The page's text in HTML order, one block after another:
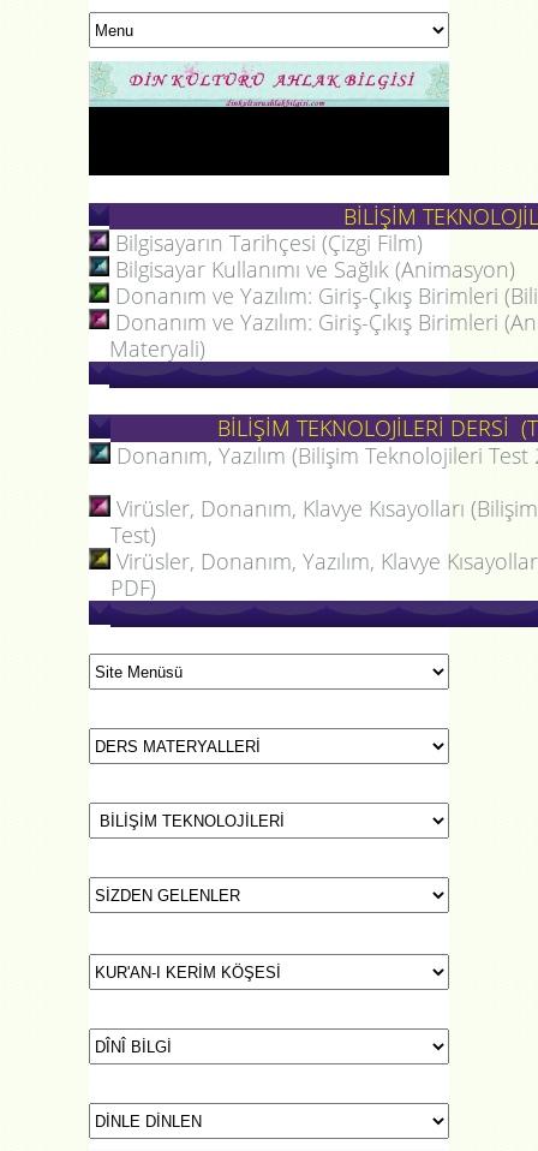
BİLİŞİM
Bilgisayarın Tarihçesi (Çizgi Film)
Bilgisayar Kullanımı ve Sağlık (Animasyon)
Donanım ve Yazılım: Giriş-Çıkış Birimleri
Donanım ve Yazılım: Giriş-Çıkış Birimleri
Materyali)
BİLİŞİM TEKNOLOJİLERİ DERSİ
Donanım, Yazılım (Bilişim Teknolojileri Test
Virüsler, Donanım, Klavye Kısayolları
Test)
Virüsler, Donanım, Yazılım, Klavye
PDF)